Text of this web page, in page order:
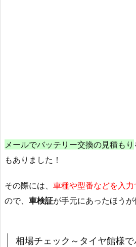
メールでバッテリー交換の見積もり
もありました！
その際には、 車種や型番などを入
ので、 車検証が手元にあったほうが
相場チェック～タイヤ館様